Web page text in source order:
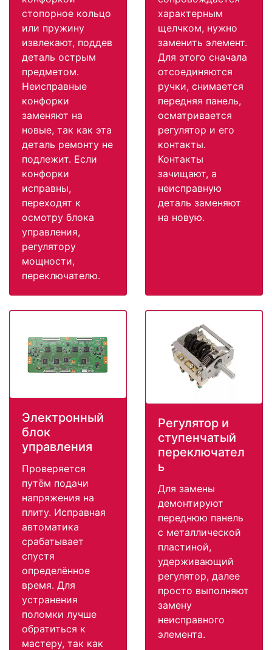
стопорное кольцо
или пружину
извлекают, поддев
деталь острым
предметом.
Неисправные
конфорки
заменяют на
новые, так как эта
деталь ремонту не
подлежит. Если
конфорки
исправны,
переходят к
осмотру блока
управления,
регулятору
мощности,
переключателю.
характерным
щелчком, нужно
заменить элемент.
Для этого сначала
отсоединяются
ручки, снимается
передняя панель,
осматривается
регулятор и его
контакты.
Контакты
зачищают, а
неисправную
деталь заменяют
на новую.
Электронный
блок
управления
Проверяется
путём подачи
напряжения на
плиту. Исправная
автоматика
срабатывает
спустя
определённое
время. Для
устранения
поломки лучше
обратиться к
мастеру, так как
Регулятор и
ступенчатый
переключател
ь
Для замены
демонтируют
переднюю панель
с металлической
пластиной,
удерживающий
регулятор, далее
просто выполняют
замену
неисправного
элемента.